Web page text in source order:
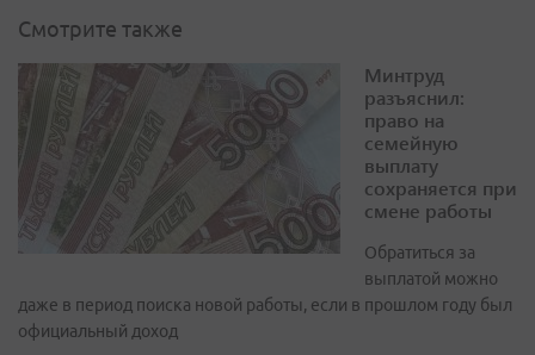
Смотрите также
Минтруд
разъяснил:
право на
семейную
выплату
сохраняется при
смене работы
Обратиться за
выплатой можно
даже в период поиска новой работы, если в прошлом году был
официальный доход